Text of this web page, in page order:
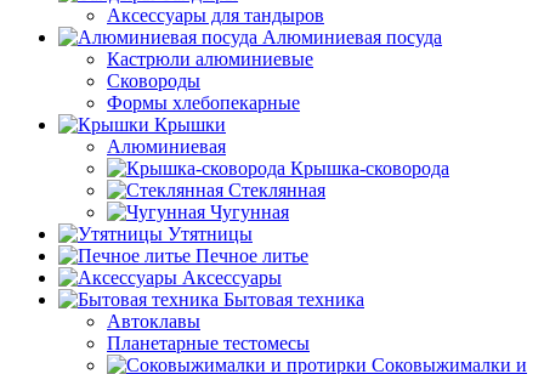
Аксессуары для тандыров
Алюминиевая посуда
Кастрюли алюминиевые
Сковороды
Формы хлебопекарные
Крышки
Алюминиевая
Крышка-сковорода
Стеклянная
Чугунная
Утятницы
Печное литье
Аксессуары
Бытовая техника
Автоклавы
Планетарные тестомесы
Соковыжималки и